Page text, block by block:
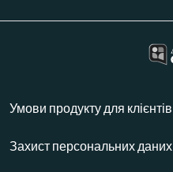
Умови продукту для клієнтів
Захист персональних даних